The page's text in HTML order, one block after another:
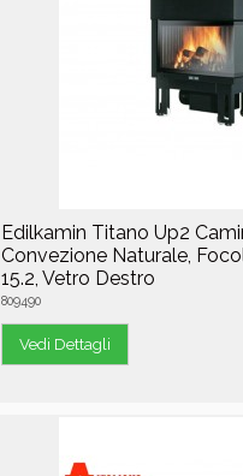
Edilkamin Titano Up2
Convezione Naturale,
15.2, Vetro Destro
809490
Vedi Dettagli